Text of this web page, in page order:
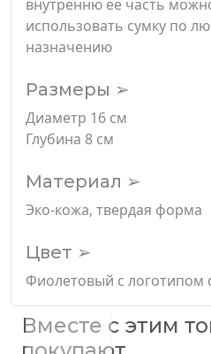
внутренню ее часть
использовать сумку по
назначению
Размеры ➢
Диаметр 16 см
Глубина 8 см
Материал ➢
Эко-кожа, твердая форма
Цвет ➢
Фиолетовый с логотипом
Вместе с этим